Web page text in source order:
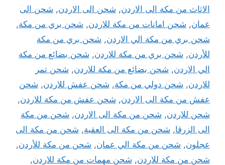
الاثاث من مكة الى الاردن, شحن الى الاردن, شحن الى
عمان, شحن امانات من مكة للاردن, شحن بري من مكة,
شحن بري من مكة الي الاردن, شحن بري من مكة
للأردن, شحن بري من مكة للاردن, شحن بضائع من مكة
الي الاردن, شحن بضائع من مكة للاردن, شحن تمر
للاردن, شحن دولي من مكة, شحن عفش للاردن, شحن
عفش من مكة الى الاردن, شحن عفش من مكة للاردن,
شحن للاردن, شحن من مكة الى الاردن, شحن من مكة
الى الزرقا, شحن من مكة الى العقبة, شحن من مكة الى
عجلون, شحن من مكة الي عمان, شحن من مكة للأردن,
شحن من مكة للاردن, شحن مهمات من مكة للاردن,